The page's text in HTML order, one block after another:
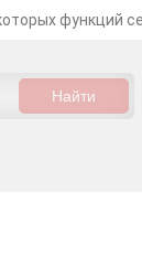
функций